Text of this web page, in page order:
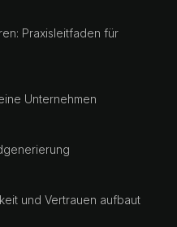
Praxisleitfaden für
Unternehmen
und Vertrauen aufbaut
Rustempašina 23